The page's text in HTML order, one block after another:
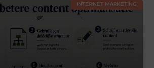
INTERNET MARKETING